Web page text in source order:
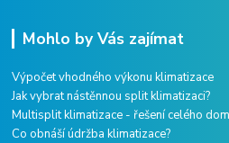
Mohlo by Vás zajímat
Výpočet vhodného výkonu klimatizace
Jak vybrat nástěnnou split klimatizaci?
Multisplit klimatizace - řešení celého
Co obnáší údržba klimatizace?